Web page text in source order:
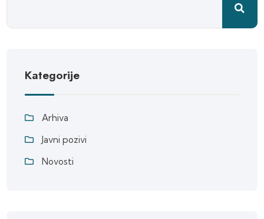
Kategorije
Arhiva
Javni pozivi
Novosti